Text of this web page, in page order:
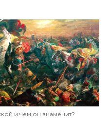
и чем он знаменит?